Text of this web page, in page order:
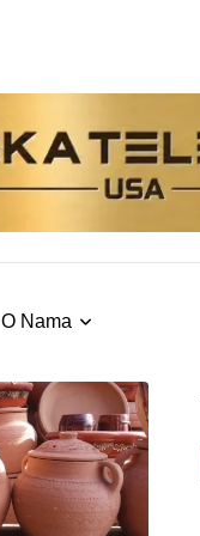
O Nama